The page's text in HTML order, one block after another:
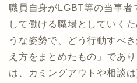
職員自身がLGBT等の当事者
して働ける職場としていく
うな姿勢で、どう行動すべ
え方をまとめたもの」であ
は、カミングアウトや相談